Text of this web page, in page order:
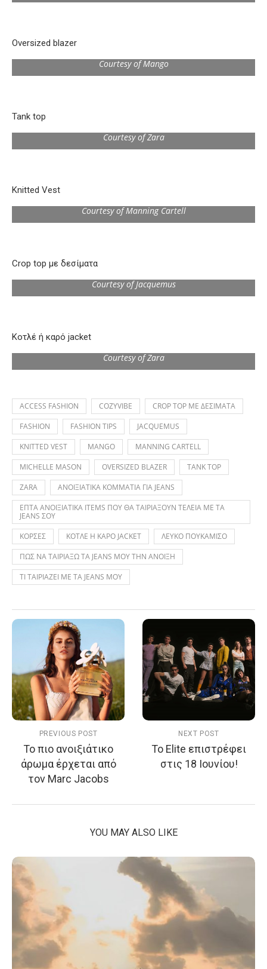
Oversized blazer
Courtesy of Mango
Tank top
Courtesy of Zara
Knitted Vest
Courtesy of Manning Cartell
Crop top με δεσίματα
Courtesy of Jacquemus
Κοτλέ ή καρό jacket
Courtesy of Zara
ACCESS FASHION COZYVIBE
CROP TOP ΜΕ ΔΕΣΙΜΑΤΑ
FASHION
FASHION TIPS
JACQUEMUS
KNITTED VEST
MANGO
MANNING CARTELL
MICHELLE MASON
OVERSIZED BLAZER
TANK TOP
ZARA
ΑΝΟΙΞΙΑΤΙΚΑ ΚΟΜΜΑΤΙΑ ΓΙΑ JEANS
ΕΠΤΑ ΑΝΟΙΞΙΑΤΙΚΑ ITEMS ΠΟΥ ΘΑ ΤΑΙΡΙΑΞΟΥΝ ΤΕΛΕΙΑ ΜΕ ΤΑ
JEANS ΣΟΥ
ΚΟΡΣΕΣ
ΚΟΤΛΕ Η ΚΑΡΟ JACKET
ΛΕΥΚΟ ΠΟΥΚΑΜΙΣΟ
ΠΩΣ ΝΑ ΤΑΙΡΙΑΞΩ ΤΑ JEANS ΜΟΥ ΤΗΝ ΑΝΟΙΞΗ
ΤΙ ΤΑΙΡΙΑΖΕΙ ΜΕ ΤΑ JEANS ΜΟΥ
PREVIOUS POST
Το πιο ανοιξιάτικο
άρωμα έρχεται από
τον Marc Jacobs
NEXT POST
Το Elite επιστρέφει
στις 18 Ιουνίου!
YOU MAY ALSO LIKE